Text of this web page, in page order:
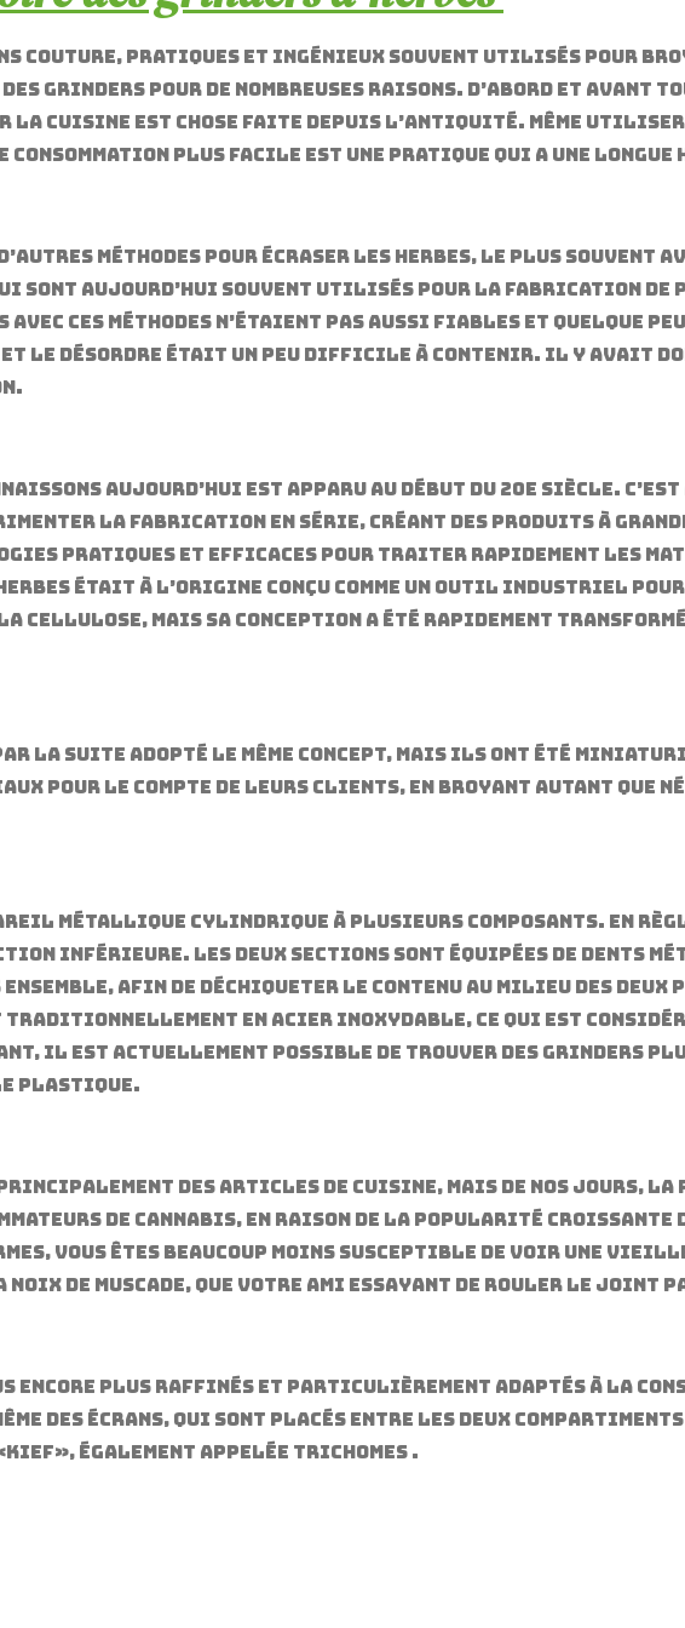
couture, pratiques et ingénieux souvent utilisés pour
grinders pour de nombreuses raisons. D’abord et avant
la cuisine est chose faite depuis l’Antiquité. Même
consommation plus facile est une pratique qui a une
méthodes pour écraser les herbes, le plus souvent
sont aujourd’hui souvent utilisés pour la fabrication de
ces méthodes n’étaient pas aussi fiables et quelque
le désordre était un peu difficile à contenir. Il y avait
aujourd’hui est apparu au début du 20e siècle. C’est
la fabrication en série, créant des produits à
pratiques et efficaces pour traiter rapidement les
était à l’origine conçu comme un outil industriel
cellulose, mais sa conception a été rapidement
la suite adopté le même concept, mais ils ont été
pour le compte de leurs clients, en broyant autant que
métallique cylindrique à plusieurs composants. En
inférieure. Les deux sections sont équipées de dents
afin de déchiqueter le contenu au milieu des deux
en acier inoxydable, ce qui est considéré
il est actuellement possible de trouver des grinders
plastique.
des articles de cuisine, mais de nos jours,
de cannabis, en raison de la popularité croissante
vous êtes beaucoup moins susceptible de voir une vieille
de muscade, que votre ami essayant de rouler le joint
encore plus raffinés et particulièrement adaptés à la
des écrans, qui sont placés entre les deux
également appelée trichomes .